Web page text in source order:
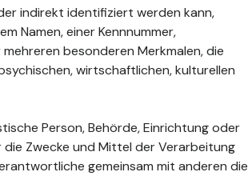
indirekt identifiziert werden kann,
Namen, einer Kennnummer,
besonderen Merkmalen, die
wirtschaftlichen, kulturellen
Person, Behörde, Einrichtung oder
Zwecke und Mittel der Verarbeitung
gemeinsam mit anderen die